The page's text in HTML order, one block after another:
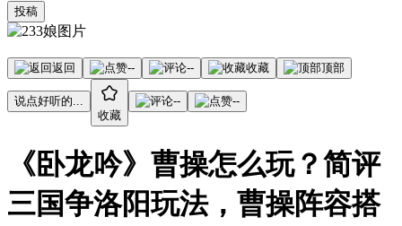
投稿
返回 -- -- 收藏 顶部
说点好听的...
收藏
-- --
《卧龙吟》曹操怎么玩？简评
三国争洛阳玩法，曹操阵容搭